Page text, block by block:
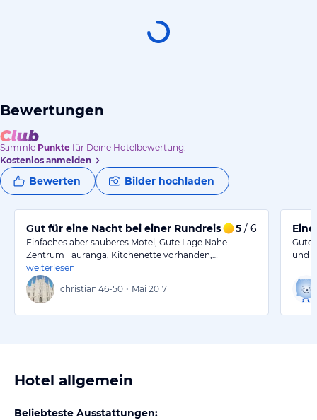
Bewertungen
Sammle Punkte für Deine Hotelbewertung.
Kostenlos anmelden
Bewerten Bilder hochladen
Gut für eine Nacht bei einer Rundreise 5 / 6
Einfaches aber sauberes Motel, Gute Lage Nahe
Zentrum Tauranga, Kitchenette vorhanden,…
weiterlesen
christian 46-50 • Mai 2017
Gute
und
Hotel allgemein
Beliebteste Ausstattungen: